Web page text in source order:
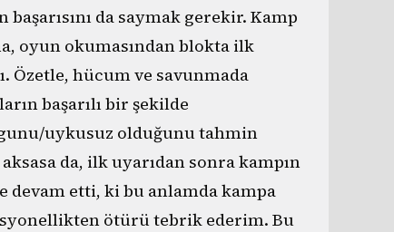
da saymak gerekir. Kamp
oyun okumasından blokta ilk
Özetle, hücum ve savunmada
başarılı bir şekilde
uykusuz olduğunu tahmin
da, ilk uyarıdan sonra kampın
devam etti, ki bu anlamda kampa
ötürü tebrik ederim. Bu